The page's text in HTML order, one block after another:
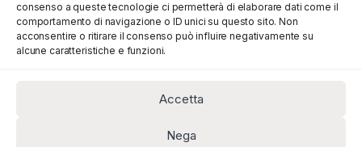
consenso a queste tecnologie ci permetterà di elaborare dati come il
comportamento di navigazione o ID unici su questo sito. Non
acconsentire o ritirare il consenso può influire negativamente su
alcune caratteristiche e funzioni.
Accetta
Nega